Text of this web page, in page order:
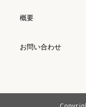
概要
お問い合わせ